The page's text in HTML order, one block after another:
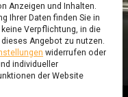
und
Anzeigen und Inhalten.
Ihrer Daten finden Sie in
keine Verpflichtung, in die
Angebot zu nutzen.
widerrufen oder
individueller
der Website